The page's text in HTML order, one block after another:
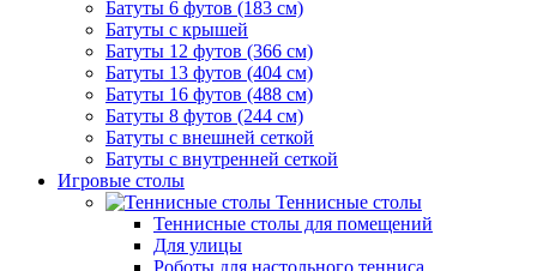
Батуты 6 футов (183 см)
Батуты с крышей
Батуты 12 футов (366 см)
Батуты 13 футов (404 см)
Батуты 16 футов (488 см)
Батуты 8 футов (244 см)
Батуты с внешней сеткой
Батуты с внутренней сеткой
Игровые столы
Теннисные столы
Теннисные столы для помещений
Для улицы
Роботы для настольного тенниса